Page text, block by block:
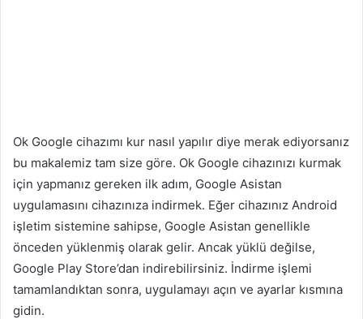
Ok Google cihazımı kur nasıl yapılır diye merak ediyorsanız
bu makalemiz tam size göre. Ok Google cihazınızı kurmak
için yapmanız gereken ilk adım, Google Asistan
uygulamasını cihazınıza indirmek. Eğer cihazınız Android
işletim sistemine sahipse, Google Asistan genellikle
önceden yüklenmiş olarak gelir. Ancak yüklü değilse,
Google Play Store’dan indirebilirsiniz. İndirme işlemi
tamamlandıktan sonra, uygulamayı açın ve ayarlar kısmına
gidin.